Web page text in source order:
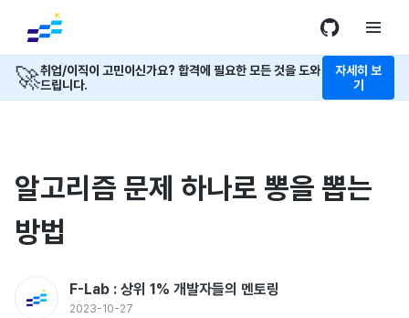
🚀취업/이직이 고민이신가요? 합격에 필요한 모든 것을 도와
드립니다.
자세히 보
기
알고리즘 문제 하나로 뽕을 뽑는
방법
F-Lab : 상위 1% 개발자들의 멘토링
2023-10-27